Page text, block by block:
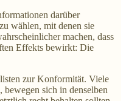
darüber
wählen, mit denen sie
machen, dass
Effekts bewirkt: Die
zur Konformität. Viele
sich in denselben